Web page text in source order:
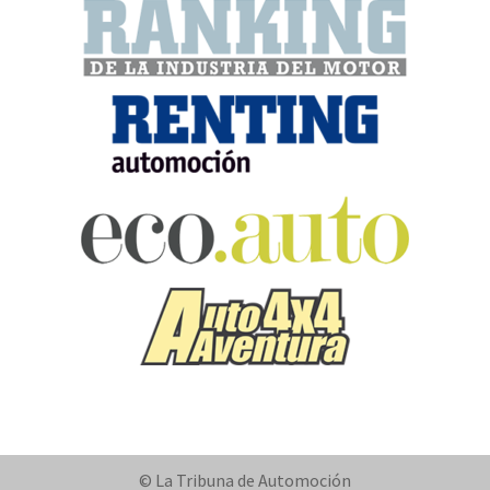
© La Tribuna de Automoción